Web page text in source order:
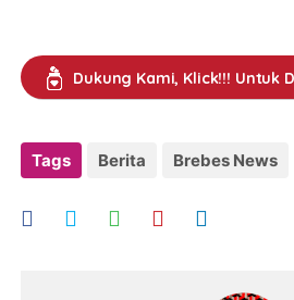
Dukung Kami, Klick!!! Untuk
Tags Berita Brebes News